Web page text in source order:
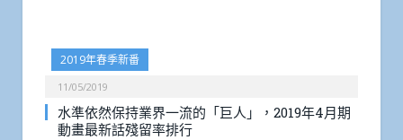
2019年春季新番
11/05/2019
水準依然保持業界一流的「巨人」，2019年4月期
動畫最新話殘留率排行